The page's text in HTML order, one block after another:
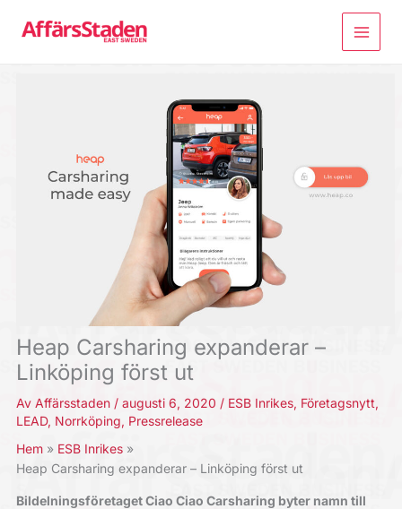
Heap Carsharing expanderar –
Linköping först ut
Av Affärsstaden / augusti 6, 2020 / ESB Inrikes, Företagsnytt,
LEAD, Norrköping, Pressrelease
Hem
ESB Inrikes
Heap Carsharing expanderar – Linköping först ut
Bildelningsföretaget Ciao Ciao Carsharing byter namn till